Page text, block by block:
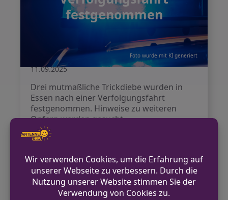
festgenommen
Foto wurde mit KI generiert
11.09.2025
Drei mutmaßliche Trickdiebe wurden in
Essen nach einer Verfolgungsfahrt
festgenommen. Hinweise zu weiteren
Opfern werden gesucht.